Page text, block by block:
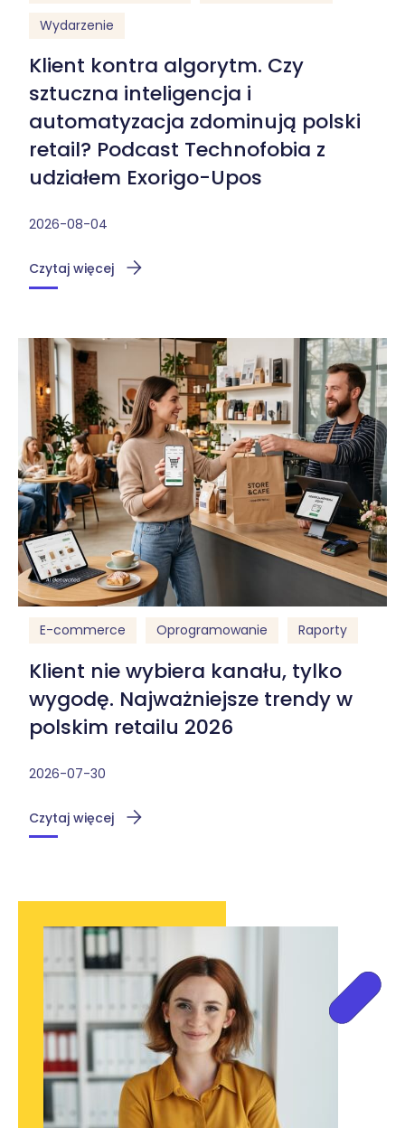
Wydarzenie
Klient kontra algorytm. Czy
sztuczna inteligencja i
automatyzacja zdominują polski
retail? Podcast Technofobia z
udziałem Exorigo-Upos
2026-08-04
Czytaj więcej
E-commerce Oprogramowanie Raporty
Klient nie wybiera kanału, tylko
wygodę. Najważniejsze trendy w
polskim retailu 2026
2026-07-30
Czytaj więcej